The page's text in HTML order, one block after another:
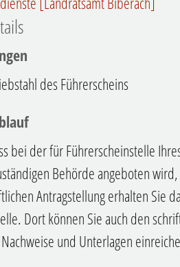
des Führerscheins
bei der für Führerscheinstelle
Behörde angeboten
Antragstellung erhalten Sie
Dort können Sie auch den
und Unterlagen